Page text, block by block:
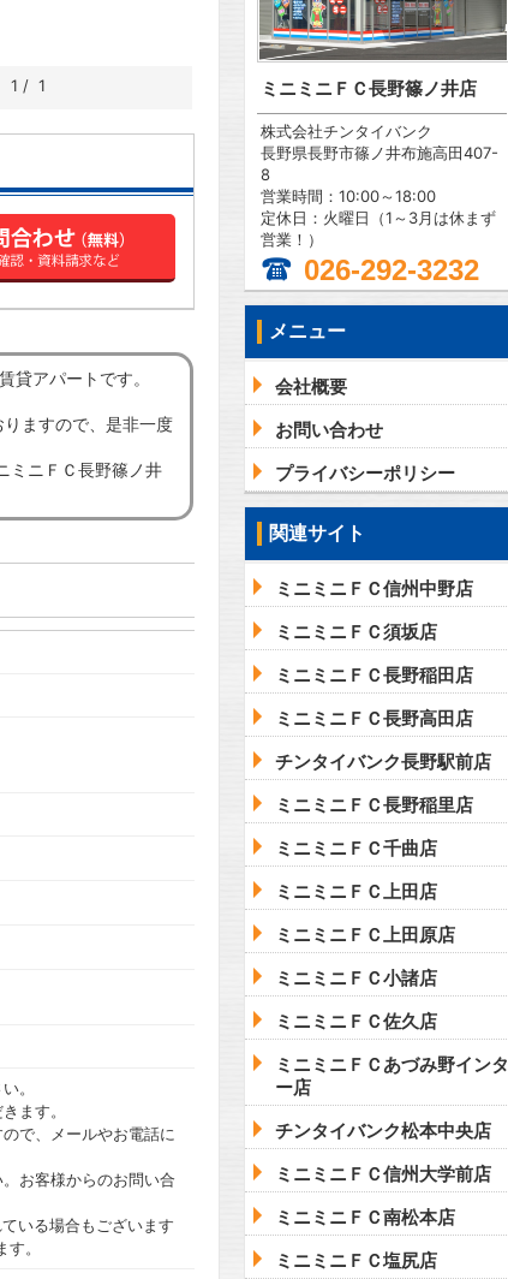
1 / 1
貸アパートです。
ますので、是非一度
ミニＦＣ長野篠ノ井
。
ます。
で、メールやお電話に
お客様からのお問い合
いる場合もございます
。
ミニミニＦＣ長野篠ノ井店
株式会社チンタイバンク
長野県長野市篠ノ井布施高田407-
8
営業時間：10:00～18:00
定休日：火曜日（1～3月は休まず
営業！）
026-292-3232
メニュー
会社概要
お問い合わせ
プライバシーポリシー
関連サイト
ミニミニＦＣ信州中野店
ミニミニＦＣ須坂店
ミニミニＦＣ長野稲田店
ミニミニＦＣ長野高田店
チンタイバンク長野駅前店
ミニミニＦＣ長野稲里店
ミニミニＦＣ千曲店
ミニミニＦＣ上田店
ミニミニＦＣ上田原店
ミニミニＦＣ小諸店
ミニミニＦＣ佐久店
ミニミニＦＣあづみ野インタ
ー店
チンタイバンク松本中央店
ミニミニＦＣ信州大学前店
ミニミニＦＣ南松本店
ミニミニＦＣ塩尻店